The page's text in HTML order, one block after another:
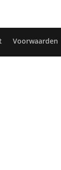
Voorwaarden